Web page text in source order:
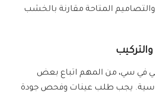
والتصاميم المتاحة مقارنة بالخشب
في سي، من المهم اتباع بعض
يجب طلب عينات وفحص جودة